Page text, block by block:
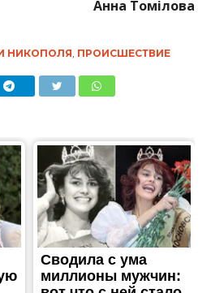
Анна Томілова
НИКОПОЛЯ ПРОИСШЕСТВИЕ